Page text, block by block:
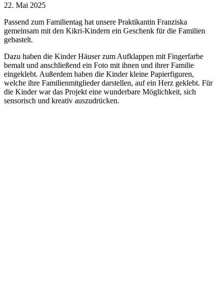
22. Mai 2025
Passend zum Familientag hat unsere Praktikantin Franziska
gemeinsam mit den Kikri-Kindern ein Geschenk für die Familien
gebastelt.
Dazu haben die Kinder Häuser zum Aufklappen mit Fingerfarbe
bemalt und anschließend ein Foto mit ihnen und ihrer Familie
eingeklebt. Außerdem haben die Kinder kleine Papierfiguren,
welche ihre Familienmitglieder darstellen, auf ein Herz geklebt. Für
die Kinder war das Projekt eine wunderbare Möglichkeit, sich
sensorisch und kreativ auszudrücken.